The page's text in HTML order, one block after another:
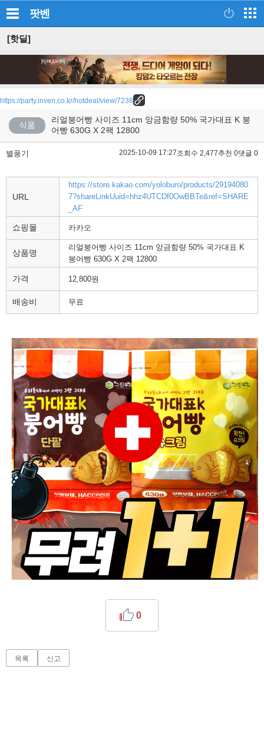
팟벤
[핫딜]
https://party.inven.co.kr/hotdeal/view/7238
식품
리얼붕어빵 사이즈 11cm 앙금함량 50% 국가대표 K 붕
어빵 630G X 2팩 12800
별풍기 2025-10-09 17:27조회수 2,477추천 0댓글 0
URL
https://store.kakao.com/yoloburo/products/29194080
7?shareLinkUuid=hhz4UTCDf0OwBBTe&ref=SHARE
_AF
쇼핑몰 카카오
상품명
리얼붕어빵 사이즈 11cm 앙금함량 50% 국가대표 K
붕어빵 630G X 2팩 12800
가격 12,800원
배송비 무료
0
목록 신고